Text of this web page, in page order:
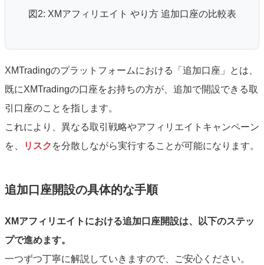
図2: XMアフィリエイト やり方 追加口座の比較表
XMTradingのプラットフォームにおける「追加口座」とは、
既にXMTradingの口座をお持ちの方が、追加で開設できる取
引口座のことを指します。
これにより、異なる取引戦略やアフィリエイトキャンペーン
を、
リスク を分散しながら実行することが可能になります。
追加口座開設の具体的な手順
XMアフィリエイトにおける追加口座開設は、以下のステッ
プで進めます。
一つずつ丁寧に解説していきますので、ご安心ください。